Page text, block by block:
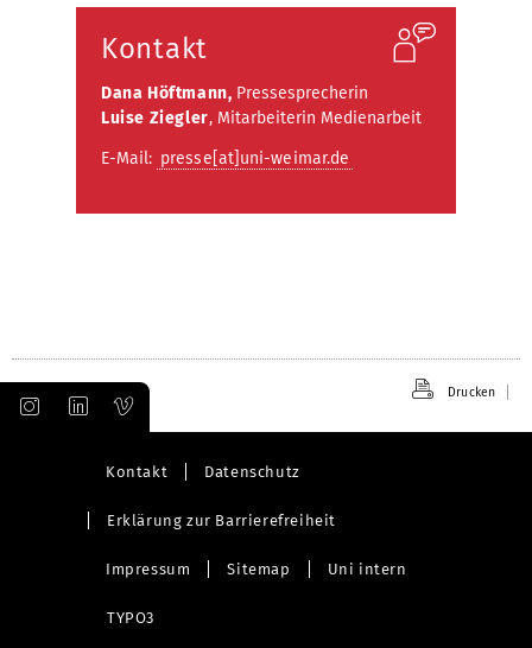
Kontakt
Dana Höftmann, Pressesprecherin
Luise Ziegler, Mitarbeiterin Medienarbeit
E-Mail: presse[at]uni-weimar.de
Drucken
Kontakt Datenschutz
Erklärung zur Barrierefreiheit
Impressum Sitemap Uni intern
TYPO3